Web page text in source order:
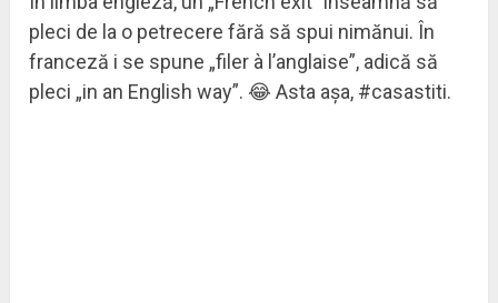
pleci de la o petrecere fără să spui nimănui. În
franceză i se spune „filer à l’anglaise”, adică să
pleci „in an English way”. 😂 Asta așa, #casastiti.